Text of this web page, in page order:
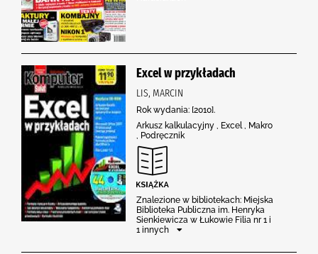
Excel w przykładach
LIS, MARCIN
Rok wydania: [2010].
Arkusz kalkulacyjny , Excel , Makro
, Podręcznik
Znalezione w bibliotekach: Miejska
Biblioteka Publiczna im. Henryka
Sienkiewicza w Łukowie Filia nr 1 i
1 innych